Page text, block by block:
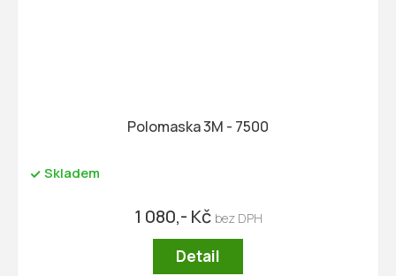
Polomaska 3M - 7500
Skladem
1 080,- Kč
Detail